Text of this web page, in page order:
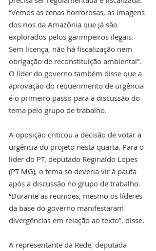
“Vemos as cenas horrorosas, as imagens
dos rios da Amazônia que já são
explorados pelos garimpeiros ilegais.
Sem licença, não há fiscalização nem
obrigação de reconstituição ambiental”.
O líder do governo também disse que a
aprovação do requerimento de urgência
é o primeiro passo para a discussão do
tema pelo grupo de trabalho.
A oposição criticou a decisão de votar a
urgência do projeto nesta quarta. Para o
líder do PT, deputado Reginaldo Lopes
(PT-MG), o tema só deveria vir à pauta
após a discussão no grupo de trabalho.
“Durante as reuniões, mesmo os líderes
da base do governo manifestaram
divergências em relação ao texto”, disse.
A representante da Rede, deputada